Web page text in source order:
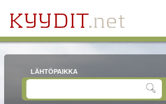
LÄHTÖPAIKKA